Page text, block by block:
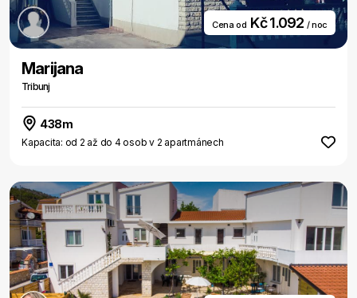
Cena od Kč 1.092 / noc
Marijana
Tribunj
438m
Kapacita: od 2 až do 4 osob v 2 apartmánech